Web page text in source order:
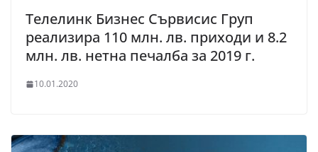
Телелинк Бизнес Сървисис Груп
реализира 110 млн. лв. приходи и 8.2
млн. лв. нетна печалба за 2019 г.
10.01.2020